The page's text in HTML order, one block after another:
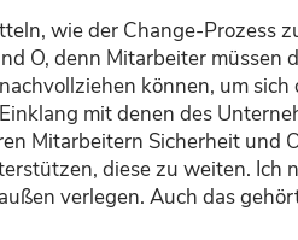
wie der Change-Prozess
O, denn Mitarbeiter
können, um
mit denen des
Mitarbeitern Sicherheit und
diese zu weiten. Ich
verlegen. Auch das